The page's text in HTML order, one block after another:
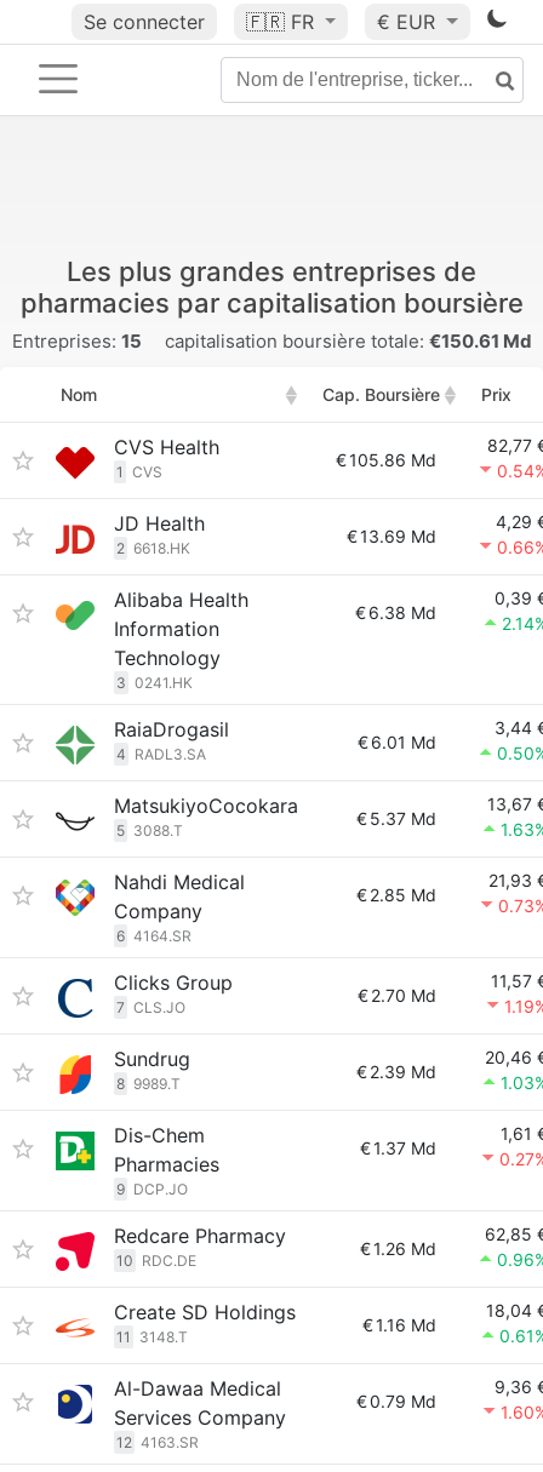
Se connecter 🇫🇷 FR € EUR
Les plus grandes entreprises de
pharmacies par capitalisation boursière
Entreprises: 15 capitalisation boursière totale: €150.61 Md
Nom Cap. Boursière Prix
CVS Health
1 CVS
€105.86 Md
82,77
JD Health
2 6618.HK
€13.69 Md
4,29
Alibaba Health
Information
Technology
3 0241.HK
€6.38 Md
0,39
RaiaDrogasil
4 RADL3.SA
€6.01 Md
3,44
MatsukiyoCocokara
5 3088.T
€5.37 Md
13,67
Nahdi Medical
Company
6 4164.SR
€2.85 Md
21,93
Clicks Group
7 CLS.JO
€2.70 Md
11,57
Sundrug
8 9989.T
€2.39 Md
20,46
Dis-Chem
Pharmacies
9 DCP.JO
€1.37 Md
1,61
Redcare Pharmacy
10 RDC.DE
€1.26 Md
62,85
Create SD Holdings
11 3148.T
€1.16 Md
18,04
Al-Dawaa Medical
Services Company
12 4163.SR
€0.79 Md
9,36